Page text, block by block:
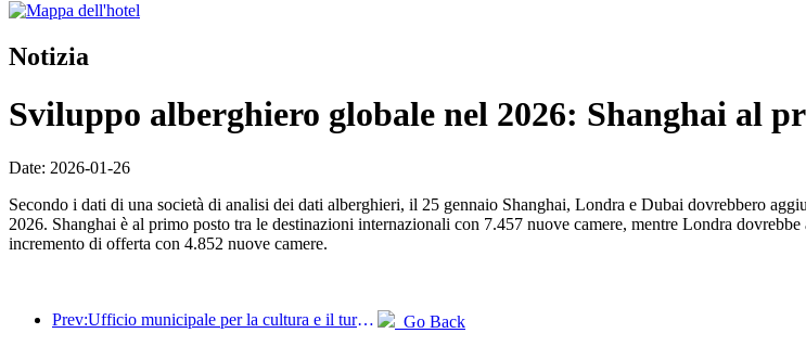
Notizia
Sviluppo alberghiero globale nel 2026: Shanghai al
Date: 2026-01-26
Secondo i dati di una società di analisi dei dati alberghieri, il 25 gennaio Shanghai, Londra e Dubai dovrebbero
2026. Shanghai è al primo posto tra le destinazioni internazionali con 7.457 nuove camere, mentre Londra
incremento di offerta con 4.852 nuove camere.
Prev:Ufficio municipale per la cultura e il turismo di Pechino: nel 2025, Pechino ha accolto 5,48 milioni di turisti in arrivo, con un aumento annuo del 39%. Go Back